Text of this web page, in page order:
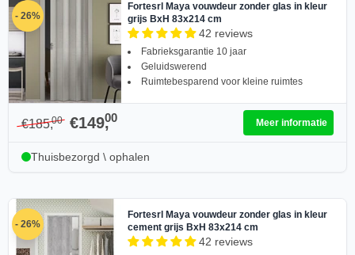
- 26%
Fortesrl Maya vouwdeur zonder glas in kleur
grijs BxH 83x214 cm
42 reviews
Fabrieksgarantie 10 jaar
Geluidswerend
Ruimtebesparend voor kleine ruimtes
€185,00 €149,
00 Meer informatie
Thuisbezorgd \ ophalen
- 26%
Fortesrl Maya vouwdeur zonder glas in kleur
cement grijs BxH 83x214 cm
42 reviews